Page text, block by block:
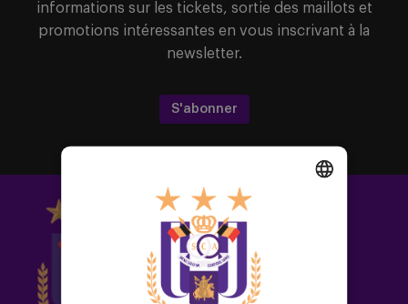
informations sur les tickets, sortie des maillots et
promotions intéressantes en vous inscrivant à la
newsletter.
S'abonner